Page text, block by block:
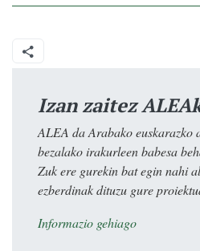
Izan zaitez
ALEA da Arabako euskarazko
bezalako irakurleen babesa
Zuk ere gurekin bat egin nahi
ezberdinak dituzu gure
Informazio gehiago